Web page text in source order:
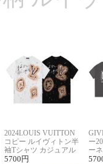
2024LOUIS VUITTON
コピー ルイヴィトン半
袖Tシャツ カジュアル
に馴染む 2色展開
5700 円
ー
ー
ー